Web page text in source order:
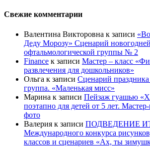
Свежие комментарии
Валентина Викторовна к записи
Деду Морозу» Сценарий
офтальмологической группы № 2
Finance к записи Мастер – класс
развлечения для дошкольников»
Ольга к записи Сценарий
группа. «Маленькая мисс»
Марина к записи Пейзаж гуашью
поэтапно для детей от 5 лет.
фото
Валерия к записи ПОДВЕДЕНИЕ
Международного конкурса
классов и сценариев «Ах, ты